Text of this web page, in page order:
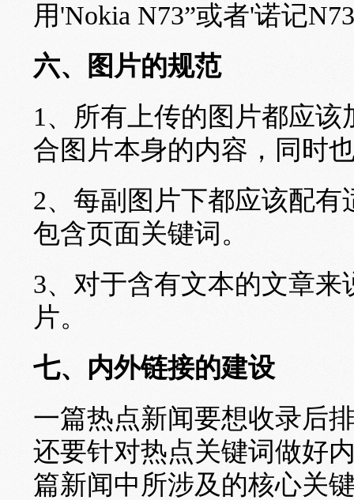
用'Nokia N73”或者'诺记
六、图片的规范
1、所有上传的图片都应
合图片本身的内容，同时
2、每副图片下都应该配
包含页面关键词。
3、对于含有文本的文章
片。
七、内外链接的建设
一篇热点新闻要想收录后
还要针对热点关键词做好
篇新闻中所涉及的核心关